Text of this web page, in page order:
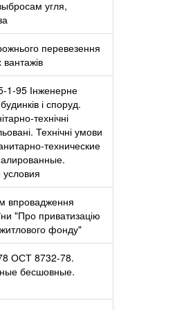
угля,
перевезення
95 Інженерне
і споруд.
технічні
Технічні умови
технические
условия
впровадження
"Про приватизацію
фонду"
ОСТ 8732-78.
бесшовные.